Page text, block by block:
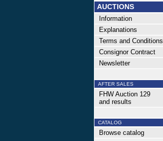
AUCTIONS
Information
Explanations
Terms and Conditions
Consignor Contract
Newsletter
AFTER SALES
FHW Auction 129
and results
CATALOG
Browse catalog